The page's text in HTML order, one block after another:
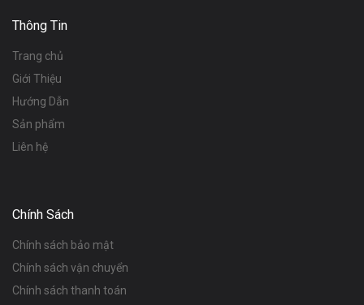
Thông Tin
Trang chủ
Giới Thiệu
Hướng Dẫn
Sản phẩm
Liên hệ
Chính Sách
Chính sách bảo mật
Chính sách vận chuyển
Chính sách thanh toán